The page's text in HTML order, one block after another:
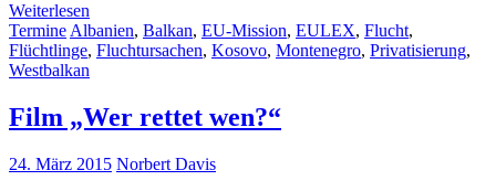
Weiterlesen
Termine Albanien, Balkan, EU-Mission, EULEX, Flucht,
Flüchtlinge, Fluchtursachen, Kosovo, Montenegro, Privatisierung,
Westbalkan
Film „Wer rettet wen?“
24. März 2015 Norbert Davis